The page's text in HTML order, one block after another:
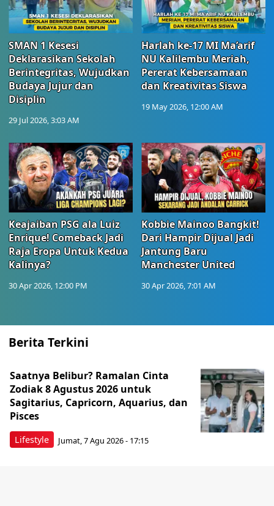
SMAN 1 Kesesi
Deklarasikan Sekolah
Berintegritas, Wujudkan
Budaya Jujur dan
Disiplin
29 Jul 2026, 3:03 AM
Harlah ke-17 MI Ma’arif
NU Kalilembu Meriah,
Pererat Kebersamaan
dan Kreativitas Siswa
19 May 2026, 12:00 AM
Keajaiban PSG ala Luiz
Enrique! Comeback Jadi
Raja Eropa Untuk Kedua
Kalinya?
30 Apr 2026, 12:00 PM
Kobbie Mainoo Bangkit!
Dari Hampir Dijual Jadi
Jantung Baru
Manchester United
30 Apr 2026, 7:01 AM
Berita Terkini
Lifestyle
Saatnya Belibur? Ramalan Cinta
Zodiak 8 Agustus 2026 untuk
Sagitarius, Capricorn, Aquarius, dan
Pisces
Jumat, 7 Agu 2026 - 17:15